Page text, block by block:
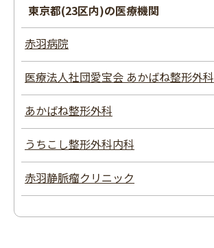
東京都(23区内)の医療機関
赤羽病院
医療法人社団愛宝会 あかばね整形外科
あかばね整形外科
うちこし整形外科内科
赤羽静脈瘤クリニック